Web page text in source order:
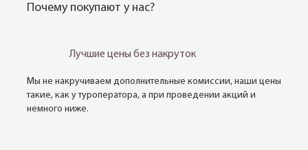
Почему покупают у нас?
Лучшие цены без накруток
Мы не накручиваем дополнительные комиссии, наши цены
такие, как у туроператора, а при проведении акций и
немного ниже.